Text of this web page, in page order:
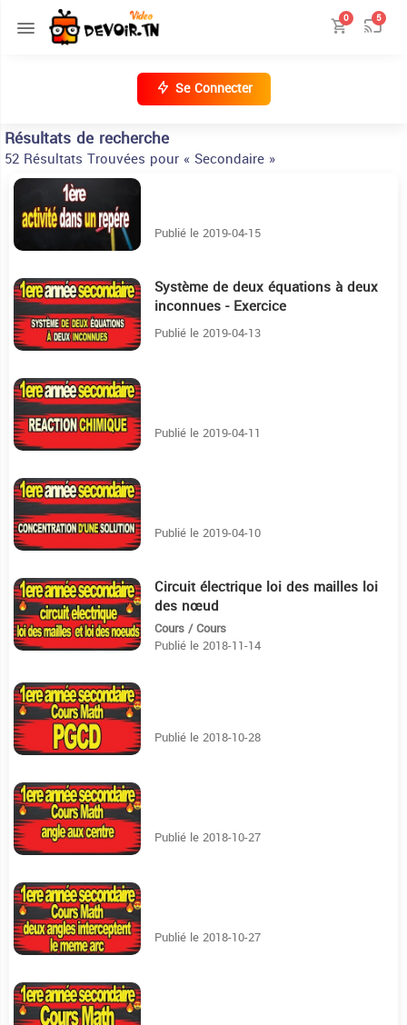
0 5
Se Connecter
Résultats de recherche
52 Résultats Trouvées pour « Secondaire »
Publié le 2019-04-15
6:45 Système de deux équations à deux
inconnues - Exercice
Publié le 2019-04-13
35:4
Publié le 2019-04-11
10:12
Publié le 2019-04-10
45:44 Circuit électrique loi des mailles loi
des nœud
Cours / Cours
Publié le 2018-11-14
16:55
Publié le 2018-10-28
2:4
Publié le 2018-10-27
2:17
Publié le 2018-10-27
5:29